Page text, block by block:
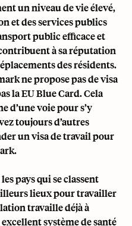
un niveau de vie élevé,
et des services publics
public efficace et
à sa réputation
des résidents.
ne propose pas de visa
la EU Blue Card. Cela
d’une voie pour s’y
toujours d’autres
un visa de travail pour
pays qui se classent
lieux pour travailler
travaille déjà à
système de santé